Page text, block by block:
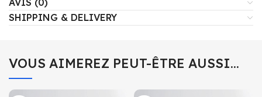
AVIS (0)
SHIPPING & DELIVERY
VOUS AIMEREZ PEUT-ÊTRE AUSSI…